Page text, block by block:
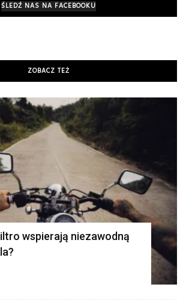
ŚLEDŹ NAS NA FACEBOOKU
ZOBACZ TEŻ
wspierają niezawodną